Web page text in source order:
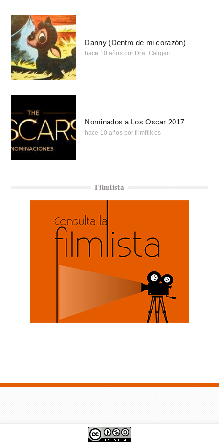
Danny (Dentro de mi corazón)
hace 10 años por Dra. Caligari
Nominados a Los Oscar 2017
hace 10 años por filmfilicos
Filmlista